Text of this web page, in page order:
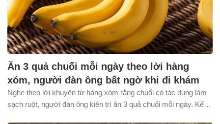
Ăn 3 quả chuối mỗi ngày theo lời hàng
xóm, người đàn ông bất ngờ khi đi khám
Nghe theo lời khuyên từ hàng xóm rằng chuối có tác dụng làm
sạch ruột, người đàn ông kiên trì ăn 3 quả chuối mỗi ngày. Kết